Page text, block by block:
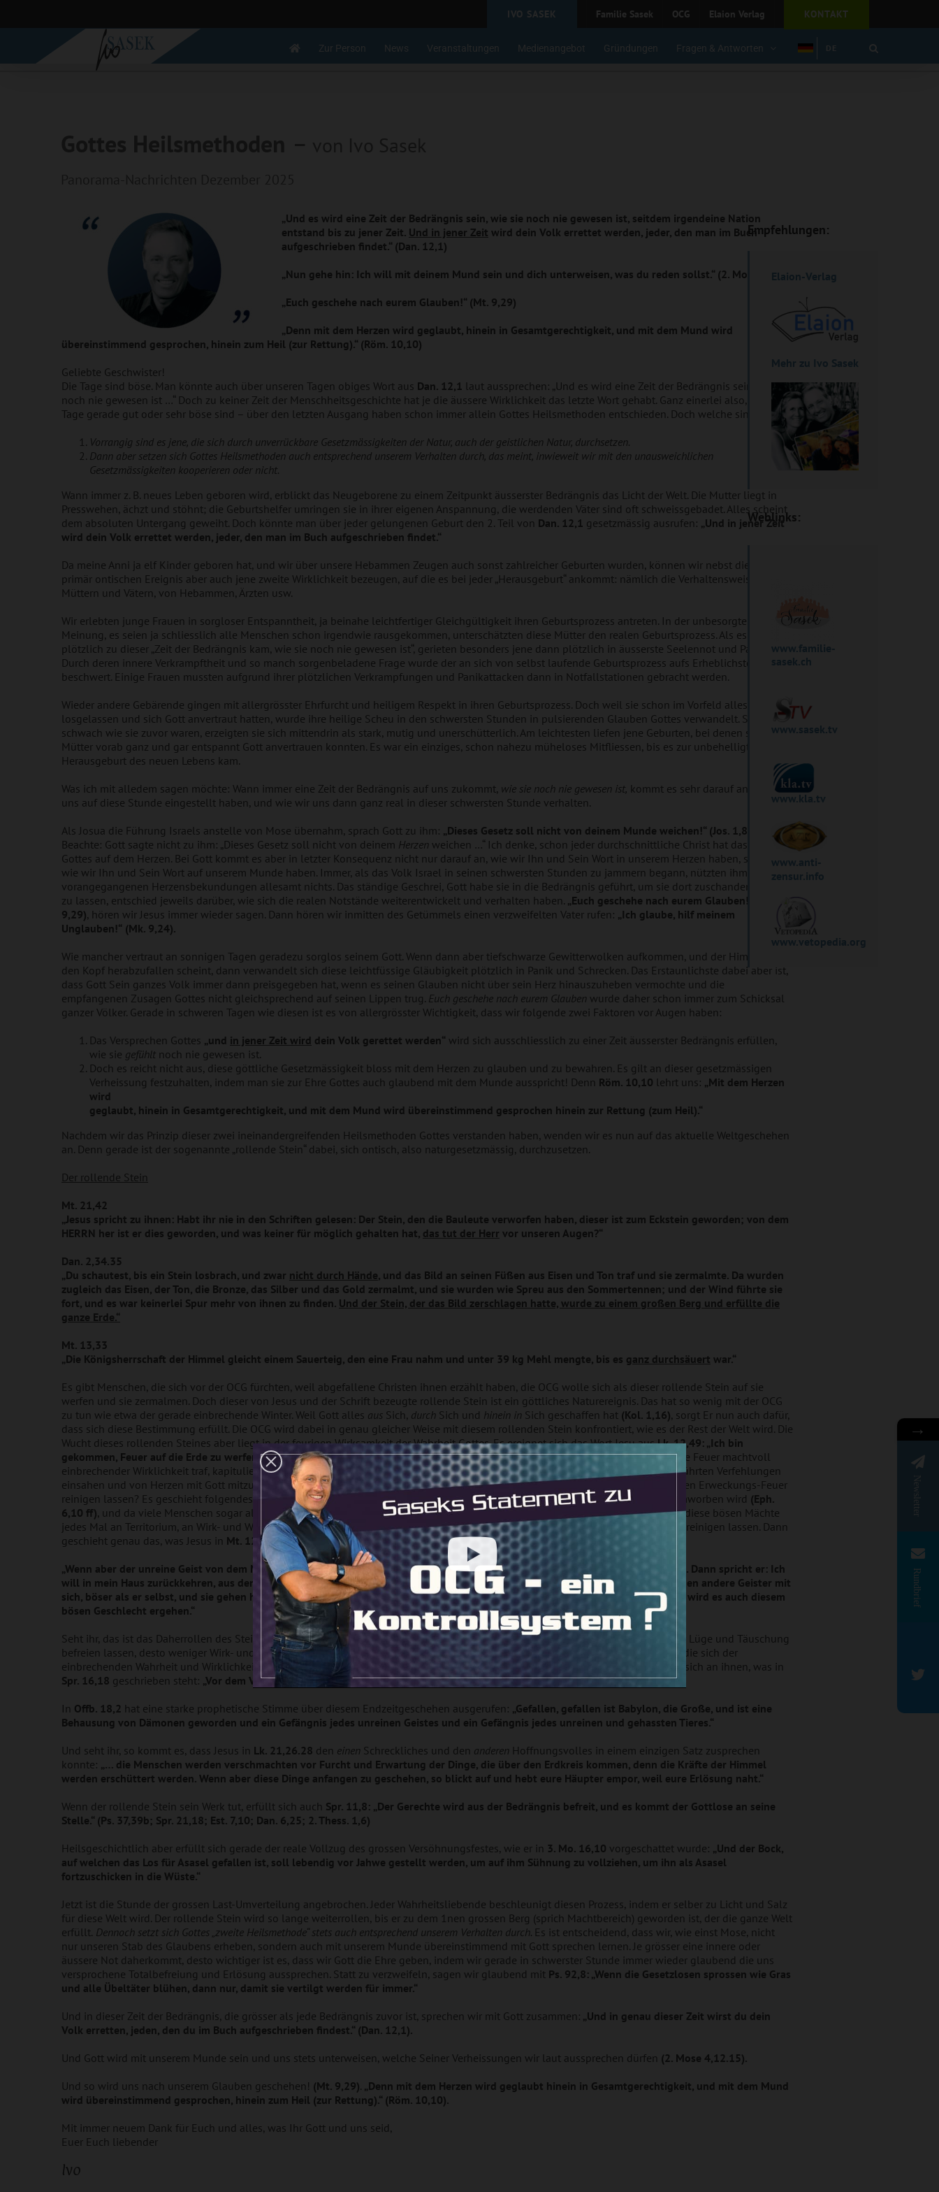
IVO SASEK Familie Sasek OCG Elaion Verlag KONTAKT
Zur Person News Veranstaltungen Medienangebot Gründungen Fragen & Antworten DE
„Und es wird eine Zeit der Bedrängnis sein, wie sie noch nie gewesen ist, seitdem irgendeine Nation
entstand bis zu jener Zeit. Und in jener Zeit wird dein Volk errettet werden, jeder, den man im Buch
aufgeschrieben findet.“ (Dan. 12,1)
„Nun gehe hin: Ich will mit deinem Mund sein und dich unterweisen, was du reden sollst.“ (2. Mose 4,12)
„Euch geschehe nach eurem Glauben!“ (Mt. 9,29)
„Denn mit dem Herzen wird geglaubt, hinein in Gesamtgerechtigkeit, und mit dem Mund wird
übereinstimmend gesprochen, hinein zum Heil (zur Rettung).“ (Röm. 10,10)
Geliebte Geschwister!
Die Tage sind böse. Man könnte auch über unseren Tagen obiges Wort aus Dan. 12,1 laut aussprechen: „Und es wird eine Zeit der Bedrängnis sein, wie sie
noch nie gewesen ist …“ Doch zu keiner Zeit der Menschheitsgeschichte hat je die äussere Wirklichkeit das letzte Wort gehabt. Ganz einerlei also, ob die
Tage gerade gut oder sehr böse sind – über den letzten Ausgang haben schon immer allein Gottes Heilsmethoden entschieden. Doch welche sind das?
Vorrangig sind es jene, die sich durch unverrückbare Gesetzmässigkeiten der Natur, auch der geistlichen Natur, durchsetzen.
Dann aber setzen sich Gottes Heilsmethoden auch entsprechend unserem Verhalten durch, das meint, inwieweit wir mit den unausweichlichen
Gesetzmässigkeiten kooperieren oder nicht.
Wann immer z. B. neues Leben geboren wird, erblickt das Neugeborene zu einem Zeitpunkt äusserster Bedrängnis das Licht der Welt. Die Mutter liegt in
Presswehen, ächzt und stöhnt; die Geburtshelfer umringen sie in ihrer eigenen Anspannung, die werdenden Väter sind oft schweissgebadet. Alles scheint
dem absoluten Untergang geweiht. Doch könnte man über jeder gelungenen Geburt den 2. Teil von Dan. 12,1 gesetzmässig ausrufen: „Und in jener Zeit
wird dein Volk errettet werden, jeder, den man im Buch aufgeschrieben findet.“
Da meine Anni ja elf Kinder geboren hat, und wir über unsere Hebammen Zeugen auch sonst zahlreicher Geburten wurden, können wir nebst diesem
primär ontischen Ereignis aber auch jene zweite Wirklichkeit bezeugen, auf die es bei jeder „Herausgeburt“ ankommt: nämlich die Verhaltensweisen von
Müttern und Vätern, von Hebammen, Ärzten usw.
Wir erlebten junge Frauen in sorgloser Entspanntheit, ja beinahe leichtfertiger Gleichgültigkeit ihren Geburtsprozess antreten. In der unbesorgten
Meinung, es seien ja schliesslich alle Menschen schon irgendwie rausgekommen, unterschätzten diese Mütter den realen Geburtsprozess. Als es dann
plötzlich zu dieser „Zeit der Bedrängnis kam, wie sie noch nie gewesen ist“, gerieten besonders jene dann plötzlich in äusserste Seelennot und Panik.
Durch deren innere Verkrampftheit und so manch sorgenbeladene Frage wurde der an sich von selbst laufende Geburtsprozess aufs Erheblichste
beschwert. Einige Frauen mussten aufgrund ihrer plötzlichen Verkrampfungen und Panikattacken dann in Notfallstationen gebracht werden.
Wieder andere Gebärende gingen mit allergrösster Ehrfurcht und heiligem Respekt in ihren Geburtsprozess. Doch weil sie schon im Vorfeld alles
losgelassen und sich Gott anvertraut hatten, wurde ihre heilige Scheu in den schwersten Stunden in pulsierenden Glauben Gottes verwandelt. So
schwach wie sie zuvor waren, erzeigten sie sich mittendrin als stark, mutig und unerschütterlich. Am leichtesten liefen jene Geburten, bei denen sich die
Mütter vorab ganz und gar entspannt Gott anvertrauen konnten. Es war ein einziges, schon nahezu müheloses Mitfliessen, bis es zur unbehelligten
Herausgeburt des neuen Lebens kam.
Was ich mit alledem sagen möchte: Wann immer eine Zeit der Bedrängnis auf uns zukommt, wie sie noch nie gewesen ist, kommt es sehr darauf an, wie wir
uns auf diese Stunde eingestellt haben, und wie wir uns dann ganz real in dieser schwersten Stunde verhalten.
Als Josua die Führung Israels anstelle von Mose übernahm, sprach Gott zu ihm: „Dieses Gesetz soll nicht von deinem Munde weichen!“ (Jos. 1,8).
Beachte: Gott sagte nicht zu ihm: „Dieses Gesetz soll nicht von deinem Herzen weichen …“ Ich denke, schon jeder durchschnittliche Christ hat das Wort
Gottes auf dem Herzen. Bei Gott kommt es aber in letzter Konsequenz nicht nur darauf an, wie wir Ihn und Sein Wort in unserem Herzen haben, sondern
wie wir Ihn und Sein Wort auf unserem Munde haben. Immer, als das Volk Israel in seinen schwersten Stunden zu jammern begann, nützten ihm seine
vorangegangenen Herzensbekundungen allesamt nichts. Das ständige Geschrei, Gott habe sie in die Bedrängnis geführt, um sie dort zuschanden werden
zu lassen, entschied jeweils darüber, wie sich die realen Notstände weiterentwickelt und verhalten haben. „Euch geschehe nach eurem Glauben!“ (Mt.
9,29), hören wir Jesus immer wieder sagen. Dann hören wir inmitten des Getümmels einen verzweifelten Vater rufen: „Ich glaube, hilf meinem
Unglauben!“ (Mk. 9,24).
Wie mancher vertraut an sonnigen Tagen geradezu sorglos seinem Gott. Wenn dann aber tiefschwarze Gewitterwolken aufkommen, und der Himmel auf
den Kopf herabzufallen scheint, dann verwandelt sich diese leichtfüssige Gläubigkeit plötzlich in Panik und Schrecken. Das Erstaunlichste dabei aber ist,
dass Gott Sein ganzes Volk immer dann preisgegeben hat, wenn es seinen Glauben nicht über sein Herz hinauszuheben vermochte und die
empfangenen Zusagen Gottes nicht gleichsprechend auf seinen Lippen trug. Euch geschehe nach eurem Glauben wurde daher schon immer zum Schicksal
ganzer Völker. Gerade in schweren Tagen wie diesen ist es von allergrösster Wichtigkeit, dass wir folgende zwei Faktoren vor Augen haben:
Das Versprechen Gottes „und in jener Zeit wird dein Volk gerettet werden“ wird sich ausschliesslich zu einer Zeit äusserster Bedrängnis erfüllen,
wie sie gefühlt noch nie gewesen ist.
Doch es reicht nicht aus, diese göttliche Gesetzmässigkeit bloss mit dem Herzen zu glauben und zu bewahren. Es gilt an dieser gesetzmässigen
Verheissung festzuhalten, indem man sie zur Ehre Gottes auch glaubend mit dem Munde ausspricht! Denn Röm. 10,10 lehrt uns: „Mit dem Herzen
wird
geglaubt, hinein in Gesamtgerechtigkeit, und mit dem Mund wird übereinstimmend gesprochen hinein zur Rettung (zum Heil).“
Nachdem wir das Prinzip dieser zwei ineinandergreifenden Heilsmethoden Gottes verstanden haben, wenden wir es nun auf das aktuelle Weltgeschehen
an. Denn gerade ist der sogenannte „rollende Stein“ dabei, sich ontisch, also naturgesetzmässig, durchzusetzen.
Der rollende Stein
Mt. 21,42
„Jesus spricht zu ihnen: Habt ihr nie in den Schriften gelesen: Der Stein, den die Bauleute verworfen haben, dieser ist zum Eckstein geworden; von dem
HERRN her ist er dies geworden, und was keiner für möglich gehalten hat, das tut der Herr vor unseren Augen?“
Dan. 2,34.35
„Du schautest, bis ein Stein losbrach, und zwar nicht durch Hände, und das Bild an seinen Füßen aus Eisen und Ton traf und sie zermalmte. Da wurden
zugleich das Eisen, der Ton, die Bronze, das Silber und das Gold zermalmt, und sie wurden wie Spreu aus den Sommertennen; und der Wind führte sie
fort, und es war keinerlei Spur mehr von ihnen zu finden. Und der Stein, der das Bild zerschlagen hatte, wurde zu einem großen Berg und erfüllte die
ganze Erde.“
Mt. 13,33
„Die Königsherrschaft der Himmel gleicht einem Sauerteig, den eine Frau nahm und unter 39 kg Mehl mengte, bis es ganz durchsäuert war.“
Es gibt Menschen, die sich vor der OCG fürchten, weil abgefallene Christen ihnen erzählt haben, die OCG wolle sich als dieser rollende Stein auf sie
werfen und sie zermalmen. Doch dieser von Jesus und der Schrift bezeugte rollende Stein ist ein göttliches Naturereignis. Das hat so wenig mit der OCG
zu tun wie etwa der gerade einbrechende Winter. Weil Gott alles aus Sich, durch Sich und hinein in Sich geschaffen hat (Kol. 1,16), sorgt Er nun auch dafür,
dass sich diese Bestimmung erfüllt. Die OCG wird dabei in genau gleicher Weise mit diesem rollenden Stein konfrontiert, wie es der Rest der Welt wird. Die
Wucht dieses rollenden Steines aber liegt in der feurigen Wirksamkeit der Wahrheit Gottes. Es ereignet sich das Wort Jesu ausLk. 12,49: „Ich bin
gekommen, Feuer auf die Erde zu werfen, und wie wünschte ich, es wäre schon angezündet!“ (s.a.Apg. 2 ff).Als mich dieses heilige Feuer machtvoll
einbrechender Wirklichkeit traf, kapitulierte ich auf der Stelle darunter. Dasselbe tat auch die OCG, indem wir die uns vor Augen geführten Verfehlungen
einsahen und von Herzen mit Gott mitzudenken begannen. Was aber geschieht nun genau, wenn sich Menschen von diesem heiligen Erweckungs-Feuer
reinigen lassen? Es geschieht folgendes,
und das ist das Rollen dieses Steines : Da jeder Mensch von bösen Mächten umgeben und umworben wird (Eph.
6,10 ff), und da viele Menschen sogar als Behausungen böser Geister und Dämonen missbraucht werden (Mt. 12,43-45), verlieren diese bösen Mächte
jedes Mal an Territorium, an Wirk- und Wohnraum, wenn sich Menschen vom Erweckungsfeuer der wirksamen Wahrheit treffen und reinigen lassen. Dann
geschieht genau das, was Jesus in Mt. 12,43-45schilderte:
„Wenn aber der unreine Geist von dem Menschen ausgefahren ist, so durchwandert er dürre Orte, sucht Ruhe und findet sie nicht. Dann spricht er: Ich
will in mein Haus zurückkehren, aus dem ich heraus­gegangen bin; und falls er es einladend vorfindet, geht er hin und nimmt sieben andere Geister mit
sich, böser als er selbst, und sie gehen hinein und wohnen dort; und das Ende jenes Menschen wird schlimmer als der Anfang. So wird es auch diesem
bösen Geschlecht ergehen.“
Seht ihr, das ist das Daherrollen des Steines. Je mehr Menschen sich von dieser hereineinbrechenden Wahrheit treffen und von aller Lüge und Täuschung
befreien lassen, desto weniger Wirk- und Wohnraum verbleibt den unsichtbaren bösen Mächten. Und auf diesem Weg werden alle, die sich der
einbrechenden Wahrheit und Wirklichkeit Gottes verschliessen, von immer übleren Mächten umlagert und traktiert. Dabei vollzieht sich an ihnen, was in
Spr. 16,18 geschrieben steht: „Vor dem Verderben verfällt man dem Stolz, und Hochmut kommt vor dem Fall.“
In Offb. 18,2 hat eine starke prophetische Stimme über diesem Endzeitge­schehen ausgerufen: „Gefallen, gefallen ist Babylon, die Große, und ist eine
Behausung von Dämonen geworden und ein Gefängnis jedes unreinen Geistes und ein Gefängnis jedes unreinen und gehassten Tieres.“
Und seht ihr, so kommt es, dass Jesus in Lk. 21,26.28 den einen Schreckliches und den anderen Hoffnungsvolles in einem einzigen Satz zusprechen
konnte: „… die Menschen werden verschmachten vor Furcht und Erwartung der Dinge, die über den Erdkreis kommen, denn die Kräfte der Himmel
werden erschüttert werden. Wenn aber diese Dinge anfangen zu geschehen, so blickt auf und hebt eure Häupter empor, weil eure Erlösung naht.“
Wenn der rollende Stein sein Werk tut, erfüllt sich auch Spr. 11,8: „Der Gerechte wird aus der Bedrängnis befreit, und es kommt der Gottlose an seine
Stelle.“ (Ps. 37,39b; Spr. 21,18; Est. 7,10; Dan. 6,25; 2. Thess. 1,6)
Heilsgeschichtlich aber erfüllt sich gerade der reale Vollzug des grossen Versöhnungsfestes, wie er in 3. Mo. 16,10 vorgeschattet wurde: „Und der Bock,
auf welchen das Los für Asasel gefallen ist, soll lebendig vor Jahwe gestellt werden, um auf ihm Sühnung zu vollziehen, um ihn als Asasel
fortzuschicken in die Wüste.“
Jetzt ist die Stunde der grossen Last-Umverteilung angebrochen. Jeder Wahrheitsliebende beschleunigt diesen Prozess, indem er selber zu Licht und Salz
für diese Welt wird. Der rollende Stein wird so lange weiterrollen, bis er zu dem 1nen grossen Berg (sprich Machtbereich) geworden ist, der die ganze Welt
erfüllt. Dennoch setzt sich Gottes „zweite Heilsmethode“ stets auch entsprechend unserem Verhalten durch. Es ist entscheidend, dass wir, wie einst Mose, nicht
nur unseren Stab des Glaubens erheben, sondern auch mit unserem Munde übereinstimmend mit Gott sprechen lernen. Je grösser eine innere oder
äussere Not daherkommt, desto wichtiger ist es, dass wir Gott die Ehre geben, indem wir gerade in schwerster Stunde immer wieder glaubend die uns
versprochene Totalbefreiung und Erlösung aussprechen. Statt zu verzweifeln, sagen wir glaubend mit Ps. 92,8: „Wenn die Gesetz­losen sprossen wie Gras
und alle Übeltäter blühen, dann nur, damit sie vertilgt werden für immer.“
Und in dieser Zeit der Bedrängnis, die grösser als jede Bedrängnis zuvor ist, sprechen wir mit Gott zusammen: „Und in genau dieser Zeit wirst du dein
Volk erretten, jeden, den du im Buch aufgeschrieben findest.“ (Dan. 12,1).
Und Gott wird mit unserem Munde sein und uns stets unterweisen, welche Seiner Verheissungen wir laut aussprechen dürfen (2. Mose 4,12.15).
Und so wird uns nach unserem Glauben geschehen! (Mt. 9,29). „Denn mit dem Herzen wird geglaubt hinein in Gesamtgerechtigkeit, und mit dem Mund
wird übereinstimmend gesprochen, hinein zum Heil (zur Rettung).“ (Röm. 10,10).
Mit immer neuem Dank für Euch und alles, was Ihr Gott und uns seid,
Euer Euch liebender
Ivo
Empfehlungen:
Elaion-Verlag
Mehr zu Ivo Sasek
Weblinks:
www.familie-
sasek.ch
www.sasek.tv
www.kla.tv
www.anti-
zensur.info
www.vetopedia.org
→
Newsletter
Rundbrief